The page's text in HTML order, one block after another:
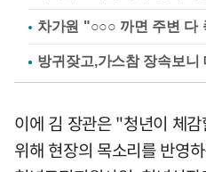
차가원 "○○○ 까면 주변
이에 김 장관은 "청년이 체
위해 현장의 목소리를 반영